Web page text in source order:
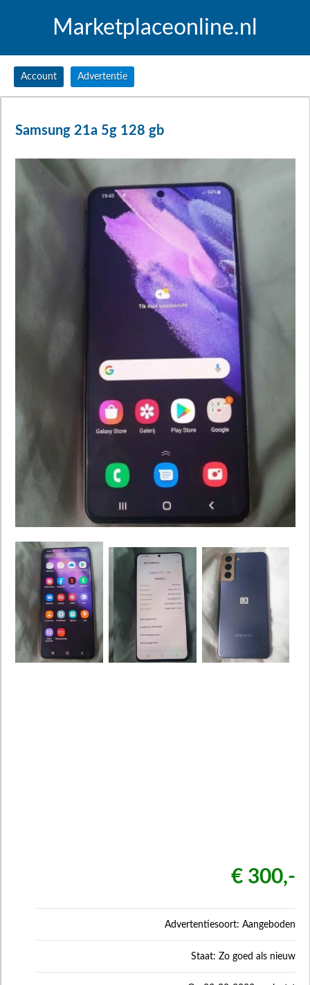
Marketplaceonline.nl
Account Advertentie
Samsung 21a 5g 128 gb
€ 300,-
Advertentiesoort: Aangeboden
Staat: Zo goed als nieuw